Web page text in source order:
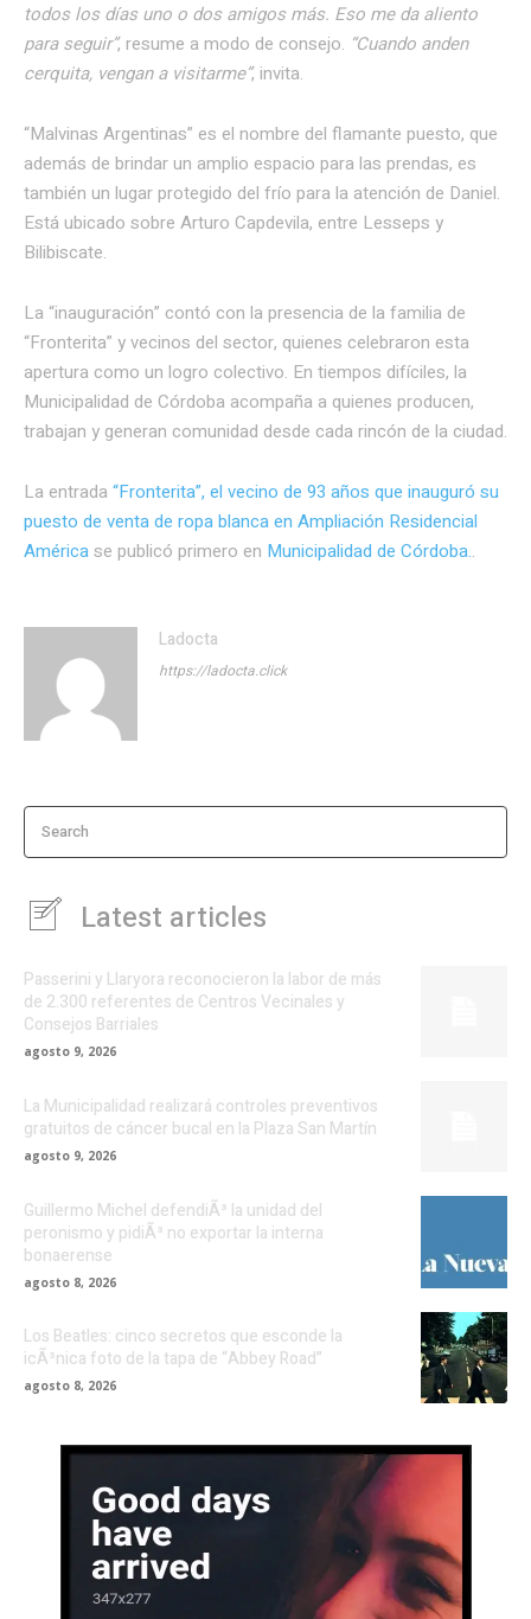
todos los días uno o dos amigos más. Eso me da aliento
para seguir”, resume a modo de consejo. “Cuando anden
cerquita, vengan a visitarme”, invita.
“Malvinas Argentinas” es el nombre del flamante puesto, que
además de brindar un amplio espacio para las prendas, es
también un lugar protegido del frío para la atención de Daniel.
Está ubicado sobre Arturo Capdevila, entre Lesseps y
Bilibiscate.
La “inauguración” contó con la presencia de la familia de
“Fronterita” y vecinos del sector, quienes celebraron esta
apertura como un logro colectivo. En tiempos difíciles, la
Municipalidad de Córdoba acompaña a quienes producen,
trabajan y generan comunidad desde cada rincón de la ciudad.
La entrada “Fronterita”, el vecino de 93 años que inauguró su
puesto de venta de ropa blanca en Ampliación Residencial
Américase publicó primero en Municipalidad de Córdoba..
Ladocta
https://ladocta.click
Search
Latest articles
Passerini y Llaryora reconocieron la labor de más
de 2.300 referentes de Centros Vecinales y
Consejos Barriales
agosto 9, 2026
La Municipalidad realizará controles preventivos
gratuitos de cáncer bucal en la Plaza San Martín
agosto 9, 2026
Guillermo Michel defendiÃ³ la unidad del
peronismo y pidiÃ³ no exportar la interna
bonaerense
agosto 8, 2026
Los Beatles: cinco secretos que esconde la
icÃ³nica foto de la tapa de “Abbey Road”
agosto 8, 2026